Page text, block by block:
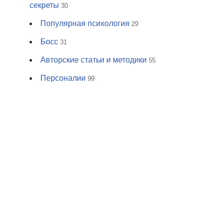
секреты 30
Популярная психология 29
Босс 31
Авторские статьи и методики 55
Персоналии 99